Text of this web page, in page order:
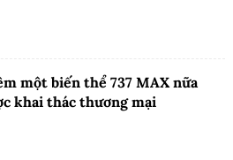
một biến thể 737 MAX nữa
khai thác thương mại